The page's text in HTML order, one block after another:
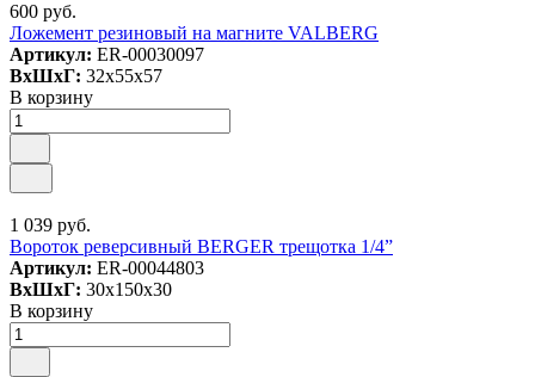
600 руб.
Ложемент резиновый на магните VALBERG
Артикул: ER-00030097
ВxШxГ: 32x55x57
В корзину
1 039 руб.
Вороток реверсивный BERGER трещотка 1/4”
Артикул: ER-00044803
ВxШxГ: 30x150x30
В корзину